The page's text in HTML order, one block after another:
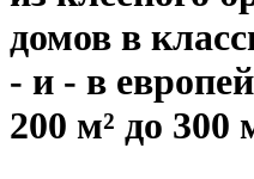
домов в
- и - в
200 м² до 300